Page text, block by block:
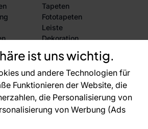
ist uns wichtig.
und andere Technologien für
Funktionieren der Website, die
die Personalisierung von
von Werbung (Ads
Tapeten
Fototapeten
Leiste
Dekoration
Selbstklebende Folien
Zubehör
Tapetenmuster
ÜBER DAS UNTERNEHMEN